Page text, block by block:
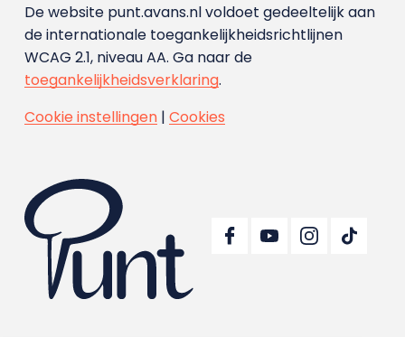
De website punt.avans.nl voldoet gedeeltelijk aan
de internationale toegankelijkheidsrichtlijnen
WCAG 2.1, niveau AA. Ga naar de
toegankelijkheidsverklaring.
Cookie instellingen| Cookies